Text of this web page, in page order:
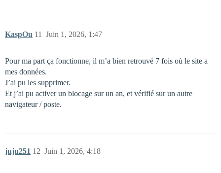
KaspOu Juin 1, 2026, 1:47
11
Pour ma part ça fonctionne, il m’a bien retrouvé 7 fois où le site a
mes données.
J’ai pu les supprimer.
Et j’ai pu activer un blocage sur un an, et vérifié sur un autre
navigateur / poste.
juju251 Juin 1, 2026, 4:18
12